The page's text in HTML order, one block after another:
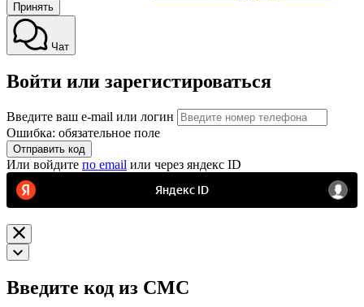
Принять
Чат
Войти или зарегистироваться
Введите ваш e-mail или логин
Ошибка: обязательное поле
Отправить код
Или войдите по email или через яндекс ID
Введите код из СМС